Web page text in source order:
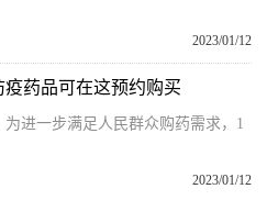
2023/01/12
药品可在这预约购买
进一步满足人民群众购药需求，1
2023/01/12